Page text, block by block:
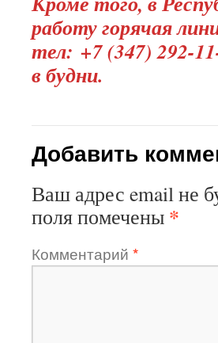
работу горячая
тел: +7 (347) 292-
в будни.
Добавить
Ваш адрес email не
поля помечены *
Комментарий *